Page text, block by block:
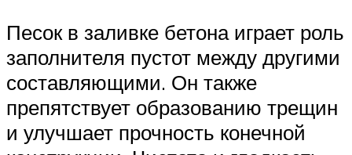
Песок в заливке бетона играет роль
заполнителя пустот между другими
составляющими. Он также
препятствует образованию трещин
и улучшает прочность конечной